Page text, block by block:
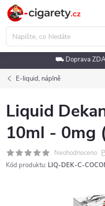
Přejít
obsah
⛟ Doprava
E-liquid, náplně
Liquid
10ml - 0mg
Neohodnoceno
Kód produktu: LIQ-DEK-C-